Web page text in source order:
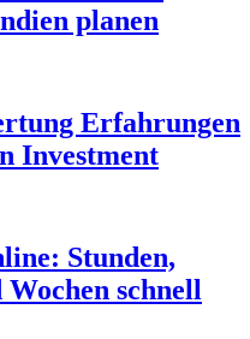
planen
Erfahrungen
Investment
Stunden,
schnell